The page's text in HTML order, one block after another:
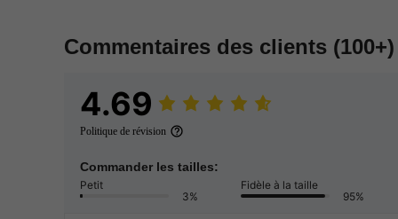
Commentaires des clients (100+)
4.69
Politique de révision
Commander les tailles:
Petit
3%
Fidèle à la taille
95%